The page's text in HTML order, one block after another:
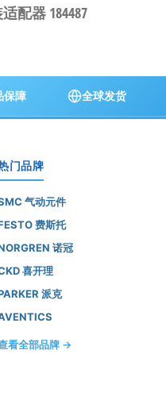
适配器 184487
保障 全球发货
门品牌
气动元件
费斯托
诺冠
喜开理
派克
看全部品牌 →